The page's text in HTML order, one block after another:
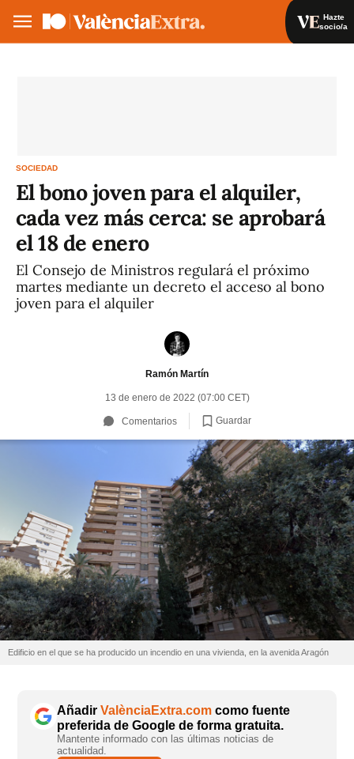
Hazte
socio/a
SOCIEDAD
El bono joven para el alquiler,
cada vez más cerca: se aprobará
el 18 de enero
El Consejo de Ministros regulará el próximo
martes mediante un decreto el acceso al bono
joven para el alquiler
Ramón Martín
13 de enero de 2022 (07:00 CET)
Comentarios Guardar
Edificio en el que se ha producido un incendio en una vivienda, en la avenida Aragón
Añadir ValènciaExtra.com como fuente
preferida de Google de forma gratuita.
Mantente informado con las últimas noticias de
actualidad.